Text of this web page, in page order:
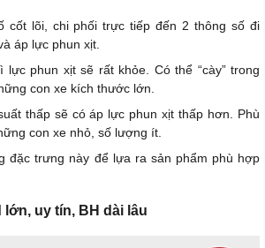
cốt lõi, chi phối trực tiếp đến 2 thông số đi
áp lực phun xịt.
lực phun xịt sẽ rất khỏe. Có thể “cày” trong
con xe kích thước lớn.
thấp sẽ có áp lực phun xịt thấp hơn. Phù
con xe nhỏ, số lượng ít.
đặc trưng này để lựa ra sản phẩm phù hợp
uy tín, BH dài lâu